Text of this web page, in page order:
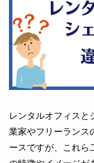
レンタルオフィスと
業家やフリーランス
ースですが、これら